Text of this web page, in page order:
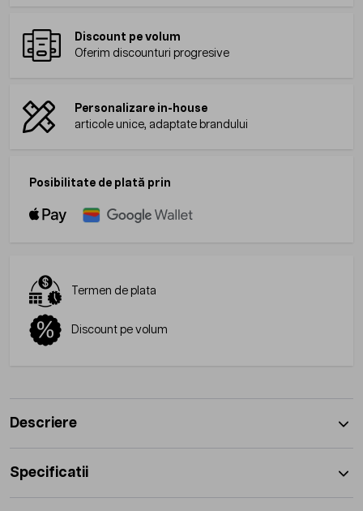
Discount pe volum
Oferim discounturi progresive
Personalizare in-house
articole unice, adaptate brandului
Posibilitate de plată prin
Termen de plata
Discount pe volum
Descriere
Specificatii